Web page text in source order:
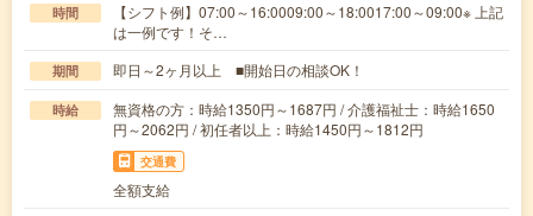
時間
【シフト例】07:00～16:0009:00～18:0017:00～09:00※ 上記
は一例です！そ…
期間 即日～2ヶ月以上 ■開始日の相談OK！
時給
無資格の方：時給1350円～1687円 / 介護福祉士：時給1650
円～2062円 / 初任者以上：時給1450円～1812円
交通費
全額支給